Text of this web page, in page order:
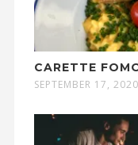
CARETTE
SEPTEMBER 17, 2020